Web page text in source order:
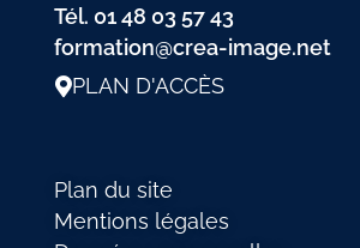
Tél. 01 48 03 57 43
formation@crea-image.net
PLAN D'ACCÈS
Plan du site
Mentions légales